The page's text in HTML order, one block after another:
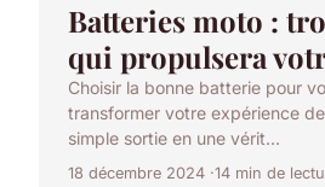
Batteries moto :
qui propulsera
Choisir la bonne batterie pour
transformer votre expérience
simple sortie en une vérit...
18 décembre 2024 14 min de